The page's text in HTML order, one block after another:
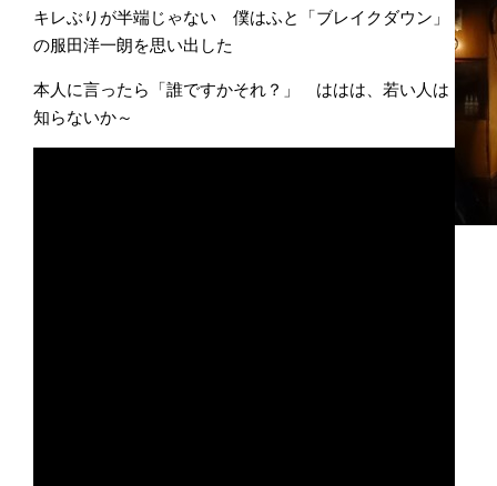
キレぶりが半端じゃない 僕はふと「ブレイクダウン」
の服田洋一朗を思い出した
本人に言ったら「誰ですかそれ？」 ははは、若い人は
知らないか～